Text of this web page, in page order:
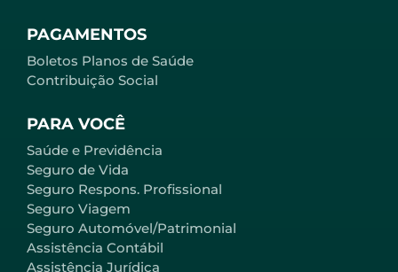
PARA VOCÊ
Saúde e Previdência
Seguro de Vida
Seguro Respons. Profissional
Seguro Viagem
Seguro Automóvel/Patrimonial
Assistência Contábil
Assistência Jurídica
PAGAMENTOS
Boletos Planos de Saúde
Contribuição Social